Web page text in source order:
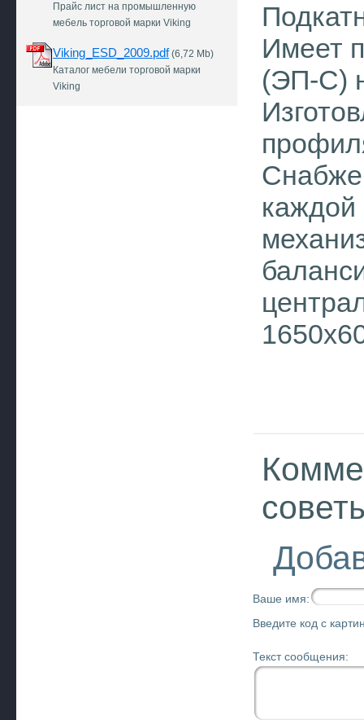
Прайс лист на промышленную
мебель торговой марки Viking
Viking_ESD_2009.pdf(6,72 Mb)
Каталог мебели торговой марки
Viking
Имеет
(ЭП-С)
каждой
Ваше имя:
Введите код с
Текст сообщения: